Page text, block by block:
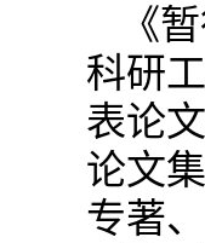
《
科研
表论
论文
专著